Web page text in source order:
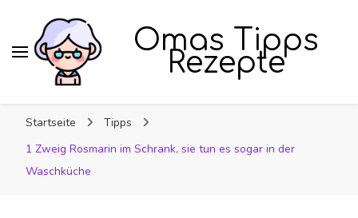
Omas Tipps
Rezepte
Startseite
Tipps
1 Zweig Rosmarin im Schrank, sie tun es sogar in der
Waschküche